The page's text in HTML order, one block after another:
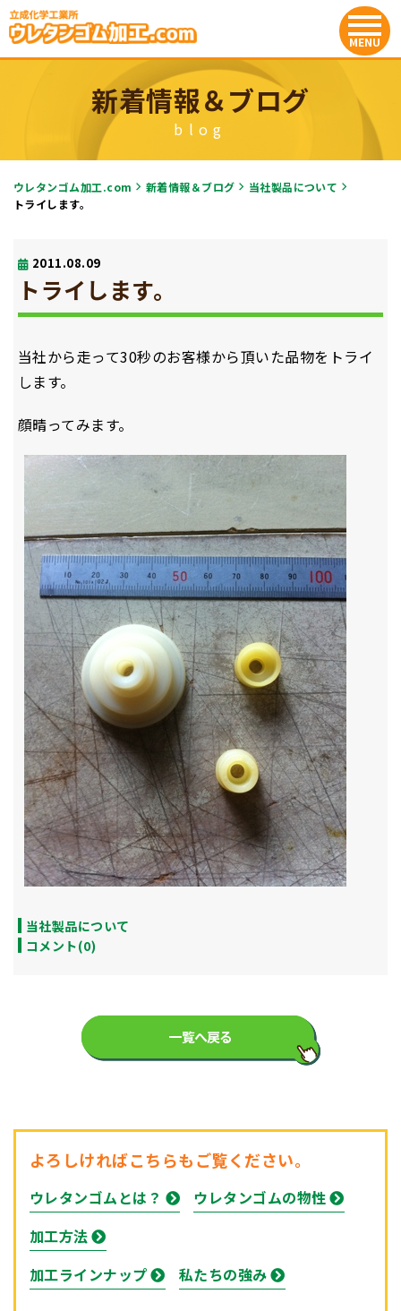
新着情報＆ブログ
blog
ウレタンゴム加工.com 新着情報＆ブログ
当社製品について
トライします。
2011.08.09
トライします。
当社から走って30秒のお客様から頂いた品物をトライ
します。
顔晴ってみます。
当社製品について
コメント(0)
一覧へ戻る
よろしければこちらもご覧ください。
ウレタンゴムとは？
ウレタンゴムの物性
加工方法
加工ラインナップ
私たちの強み